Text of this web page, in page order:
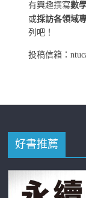
有興趣撰寫數
或採訪各領域
列吧！
投稿信箱：
好書推薦